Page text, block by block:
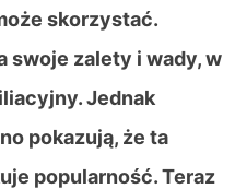
skorzystać.
swoje zalety i wady, w
Jednak
pokazują, że ta
popularność. Teraz